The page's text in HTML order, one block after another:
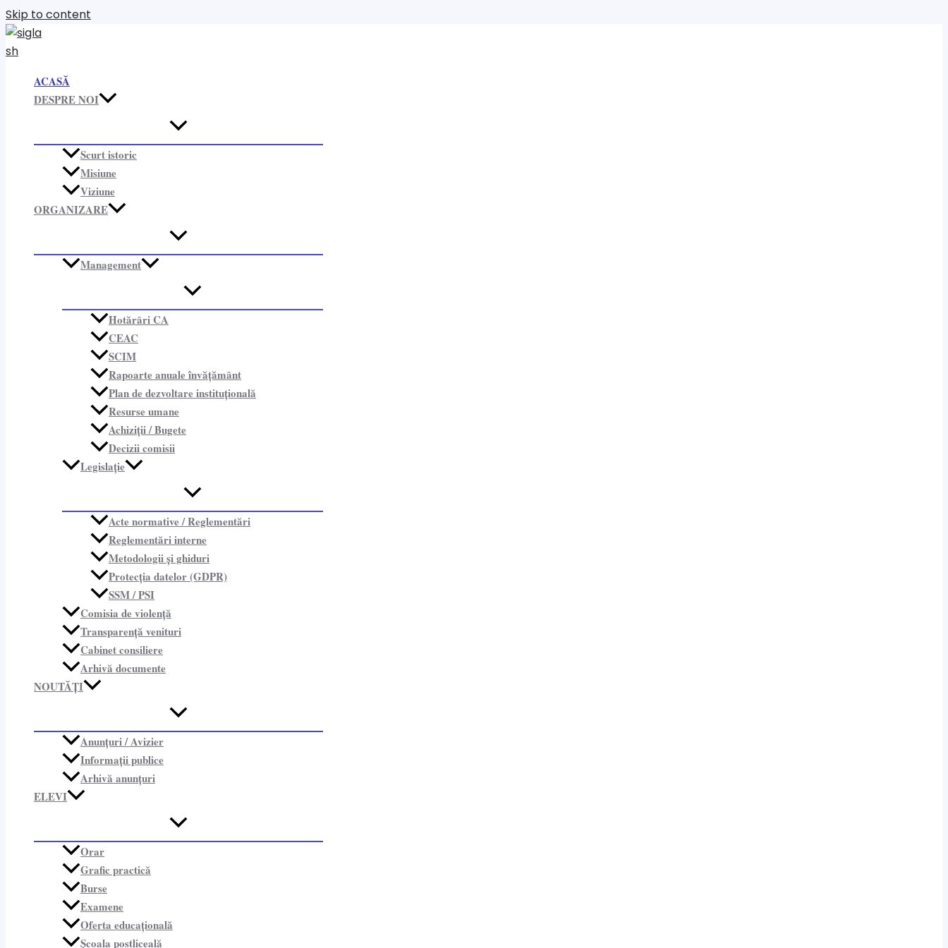
Skip to content
ACASĂ
DESPRE NOI
Scurt istoric
Misiune
Viziune
ORGANIZARE​
Management
Hotărâri CA
CEAC
SCIM
Rapoarte anuale învățământ
Plan de dezvoltare instituțională
Resurse umane
Achiziții / Bugete
Decizii comisii
Legislație
Acte normative / Reglementări
Reglementări interne
Metodologii și ghiduri
Protecția datelor (GDPR)
SSM / PSI
Comisia de violență
Transparență venituri
Cabinet consiliere​
Arhivă documente
NOUTĂȚI
Anunțuri / Avizier
Informații publice​
Arhivă anunțuri
ELEVI
Orar
Grafic practică
Burse
Examene
Oferta educațională
Școala postliceală